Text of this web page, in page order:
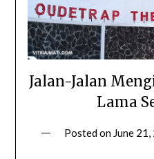
Jalan-Jalan
Lama
Posted on June